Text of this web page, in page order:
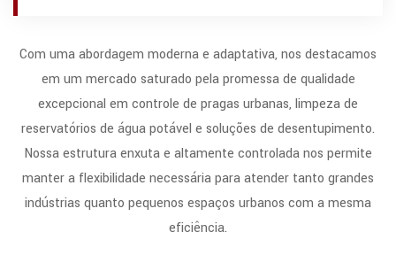
Com uma abordagem moderna e adaptativa, nos destacamos
em um mercado saturado pela promessa de qualidade
excepcional em controle de pragas urbanas, limpeza de
reservatórios de água potável e soluções de desentupimento.
Nossa estrutura enxuta e altamente controlada nos permite
manter a flexibilidade necessária para atender tanto grandes
indústrias quanto pequenos espaços urbanos com a mesma
eficiência.